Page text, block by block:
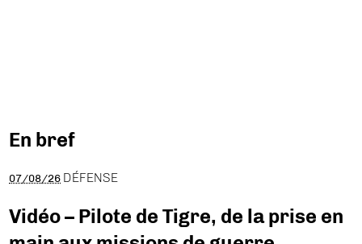
En bref
07/08/26 DÉFENSE
Vidéo – Pilote de Tigre, de la prise en